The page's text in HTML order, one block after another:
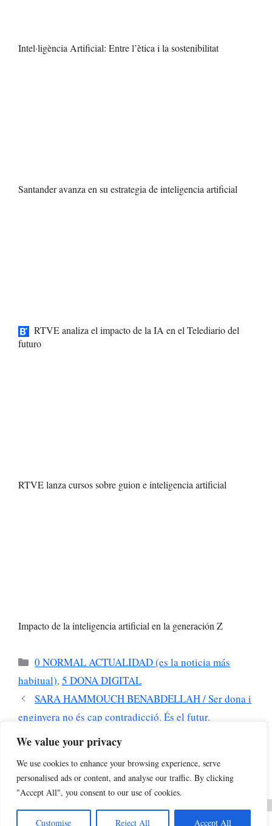
We value your privacy
We use cookies to enhance your browsing experience, serve
personalised ads or content, and analyse our traffic. By clicking
"Accept All", you consent to our use of cookies.
Customise Reject All Accept All
Intel·ligència Artificial: Entre l’ètica i la sostenibilitat
Santander avanza en su estrategia de inteligencia artificial
RTVE analiza el impacto de la IA en el Telediario del
futuro
RTVE lanza cursos sobre guion e inteligencia artificial
Impacto de la inteligencia artificial en la generación Z
Categorías
0 NORMAL ACTUALIDAD (es la noticia más
habitual),5 DONA DIGITAL
SARA HAMMOUCH BENABDELLAH / Ser dona i
enginyera no és cap contradicció. És el futur.
ARIADNA CAMPO REDONDO / Cada una de
t’impedeixi descobrir quin és el teu.